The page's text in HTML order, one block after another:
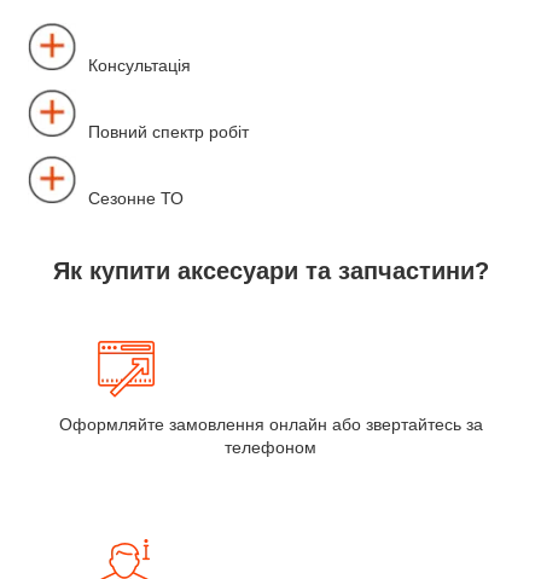
Консультація
Повний спектр робіт
Сезонне ТО
Як купити аксесуари та запчастини?
Оформляйте замовлення онлайн або звертайтесь за
телефоном